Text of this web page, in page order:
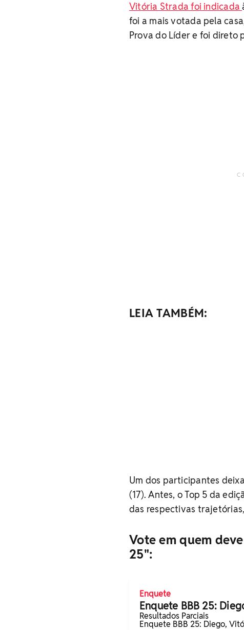
Vitória Strada foi indicada
foi a mais votada pela
Prova do Líder e foi direto
LEIA TAMBÉM:
Um dos participantes
(17). Antes, o Top 5 da
das respectivas
Vote em quem
25":
Enquete
Enquete BBB 25:
Resultados Parciais
Enquete BBB 25: Diego,